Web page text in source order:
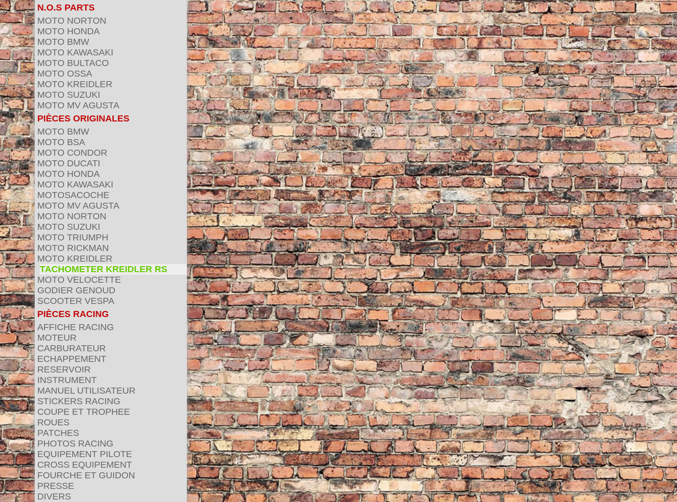
N.O.S PARTS
MOTO NORTON
MOTO HONDA
MOTO BMW
MOTO KAWASAKI
MOTO BULTACO
MOTO OSSA
MOTO KREIDLER
MOTO SUZUKI
MOTO MV AGUSTA
PIÈCES ORIGINALES
MOTO BMW
MOTO BSA
MOTO CONDOR
MOTO DUCATI
MOTO HONDA
MOTO KAWASAKI
MOTOSACOCHE
MOTO MV AGUSTA
MOTO NORTON
MOTO SUZUKI
MOTO TRIUMPH
MOTO RICKMAN
MOTO KREIDLER
TACHOMETER KREIDLER RS
MOTO VELOCETTE
GODIER GENOUD
SCOOTER VESPA
PIÈCES RACING
AFFICHE RACING
MOTEUR
CARBURATEUR
ECHAPPEMENT
RESERVOIR
INSTRUMENT
MANUEL UTILISATEUR
STICKERS RACING
COUPE ET TROPHEE
ROUES
PATCHES
PHOTOS RACING
EQUIPEMENT PILOTE
CROSS EQUIPEMENT
FOURCHE ET GUIDON
PRESSE
DIVERS